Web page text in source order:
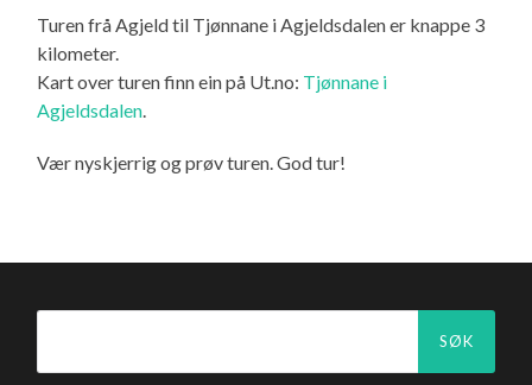
Turen frå Agjeld til Tjønnane i Agjeldsdalen er knappe 3
kilometer.
Kart over turen finn ein på Ut.no: Tjønnane i
Agjeldsdalen.
Vær nyskjerrig og prøv turen. God tur!